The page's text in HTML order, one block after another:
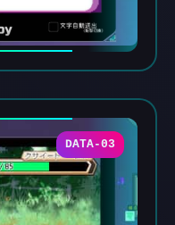
DATA-03